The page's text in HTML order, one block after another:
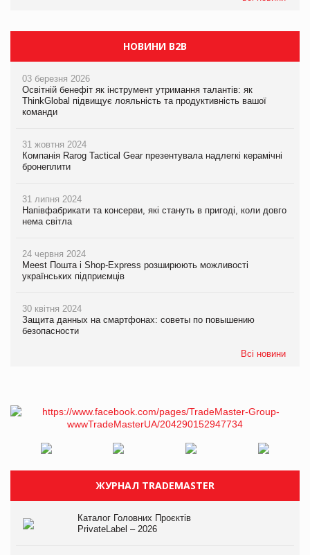
НОВИНИ B2B
03 березня 2026
Освітній бенефіт як інструмент утримання талантів: як
ThinkGlobal підвищує лояльність та продуктивність вашої
команди
31 жовтня 2024
Компанія Rarog Tactical Gear презентувала надлегкі керамічні
бронеплити
31 липня 2024
Напівфабрикати та консерви, які стануть в пригоді, коли довго
нема світла
24 червня 2024
Meest Пошта і Shop-Express розширюють можливості
українських підприємців
30 квітня 2024
Защита данных на смартфонах: советы по повышению
безопасности
Всі новини
ЖУРНАЛ TRADEMASTER
Каталог Головних Проєктів
PrivateLabel – 2026